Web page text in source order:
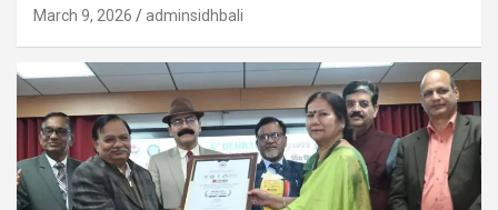
March 9, 2026 adminsidhbali